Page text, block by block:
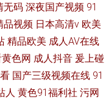
无码 深夜国产视频 91
品视频 日本高清v 欧美
精品欧美 成人AV在线
色网 成人抖音 爰上碰
国产三级视频在线 91
人 黄色91福利社 污网